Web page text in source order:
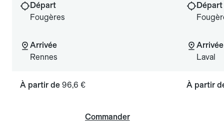
Départ
Fougères
Arrivée
Rennes
À partir de 96,6 €
Commander
Départ
Arrivée
Laval
À partir